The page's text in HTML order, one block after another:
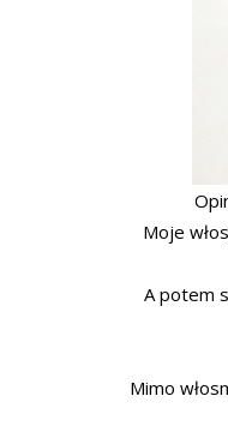
Moje
A potem
Mimo